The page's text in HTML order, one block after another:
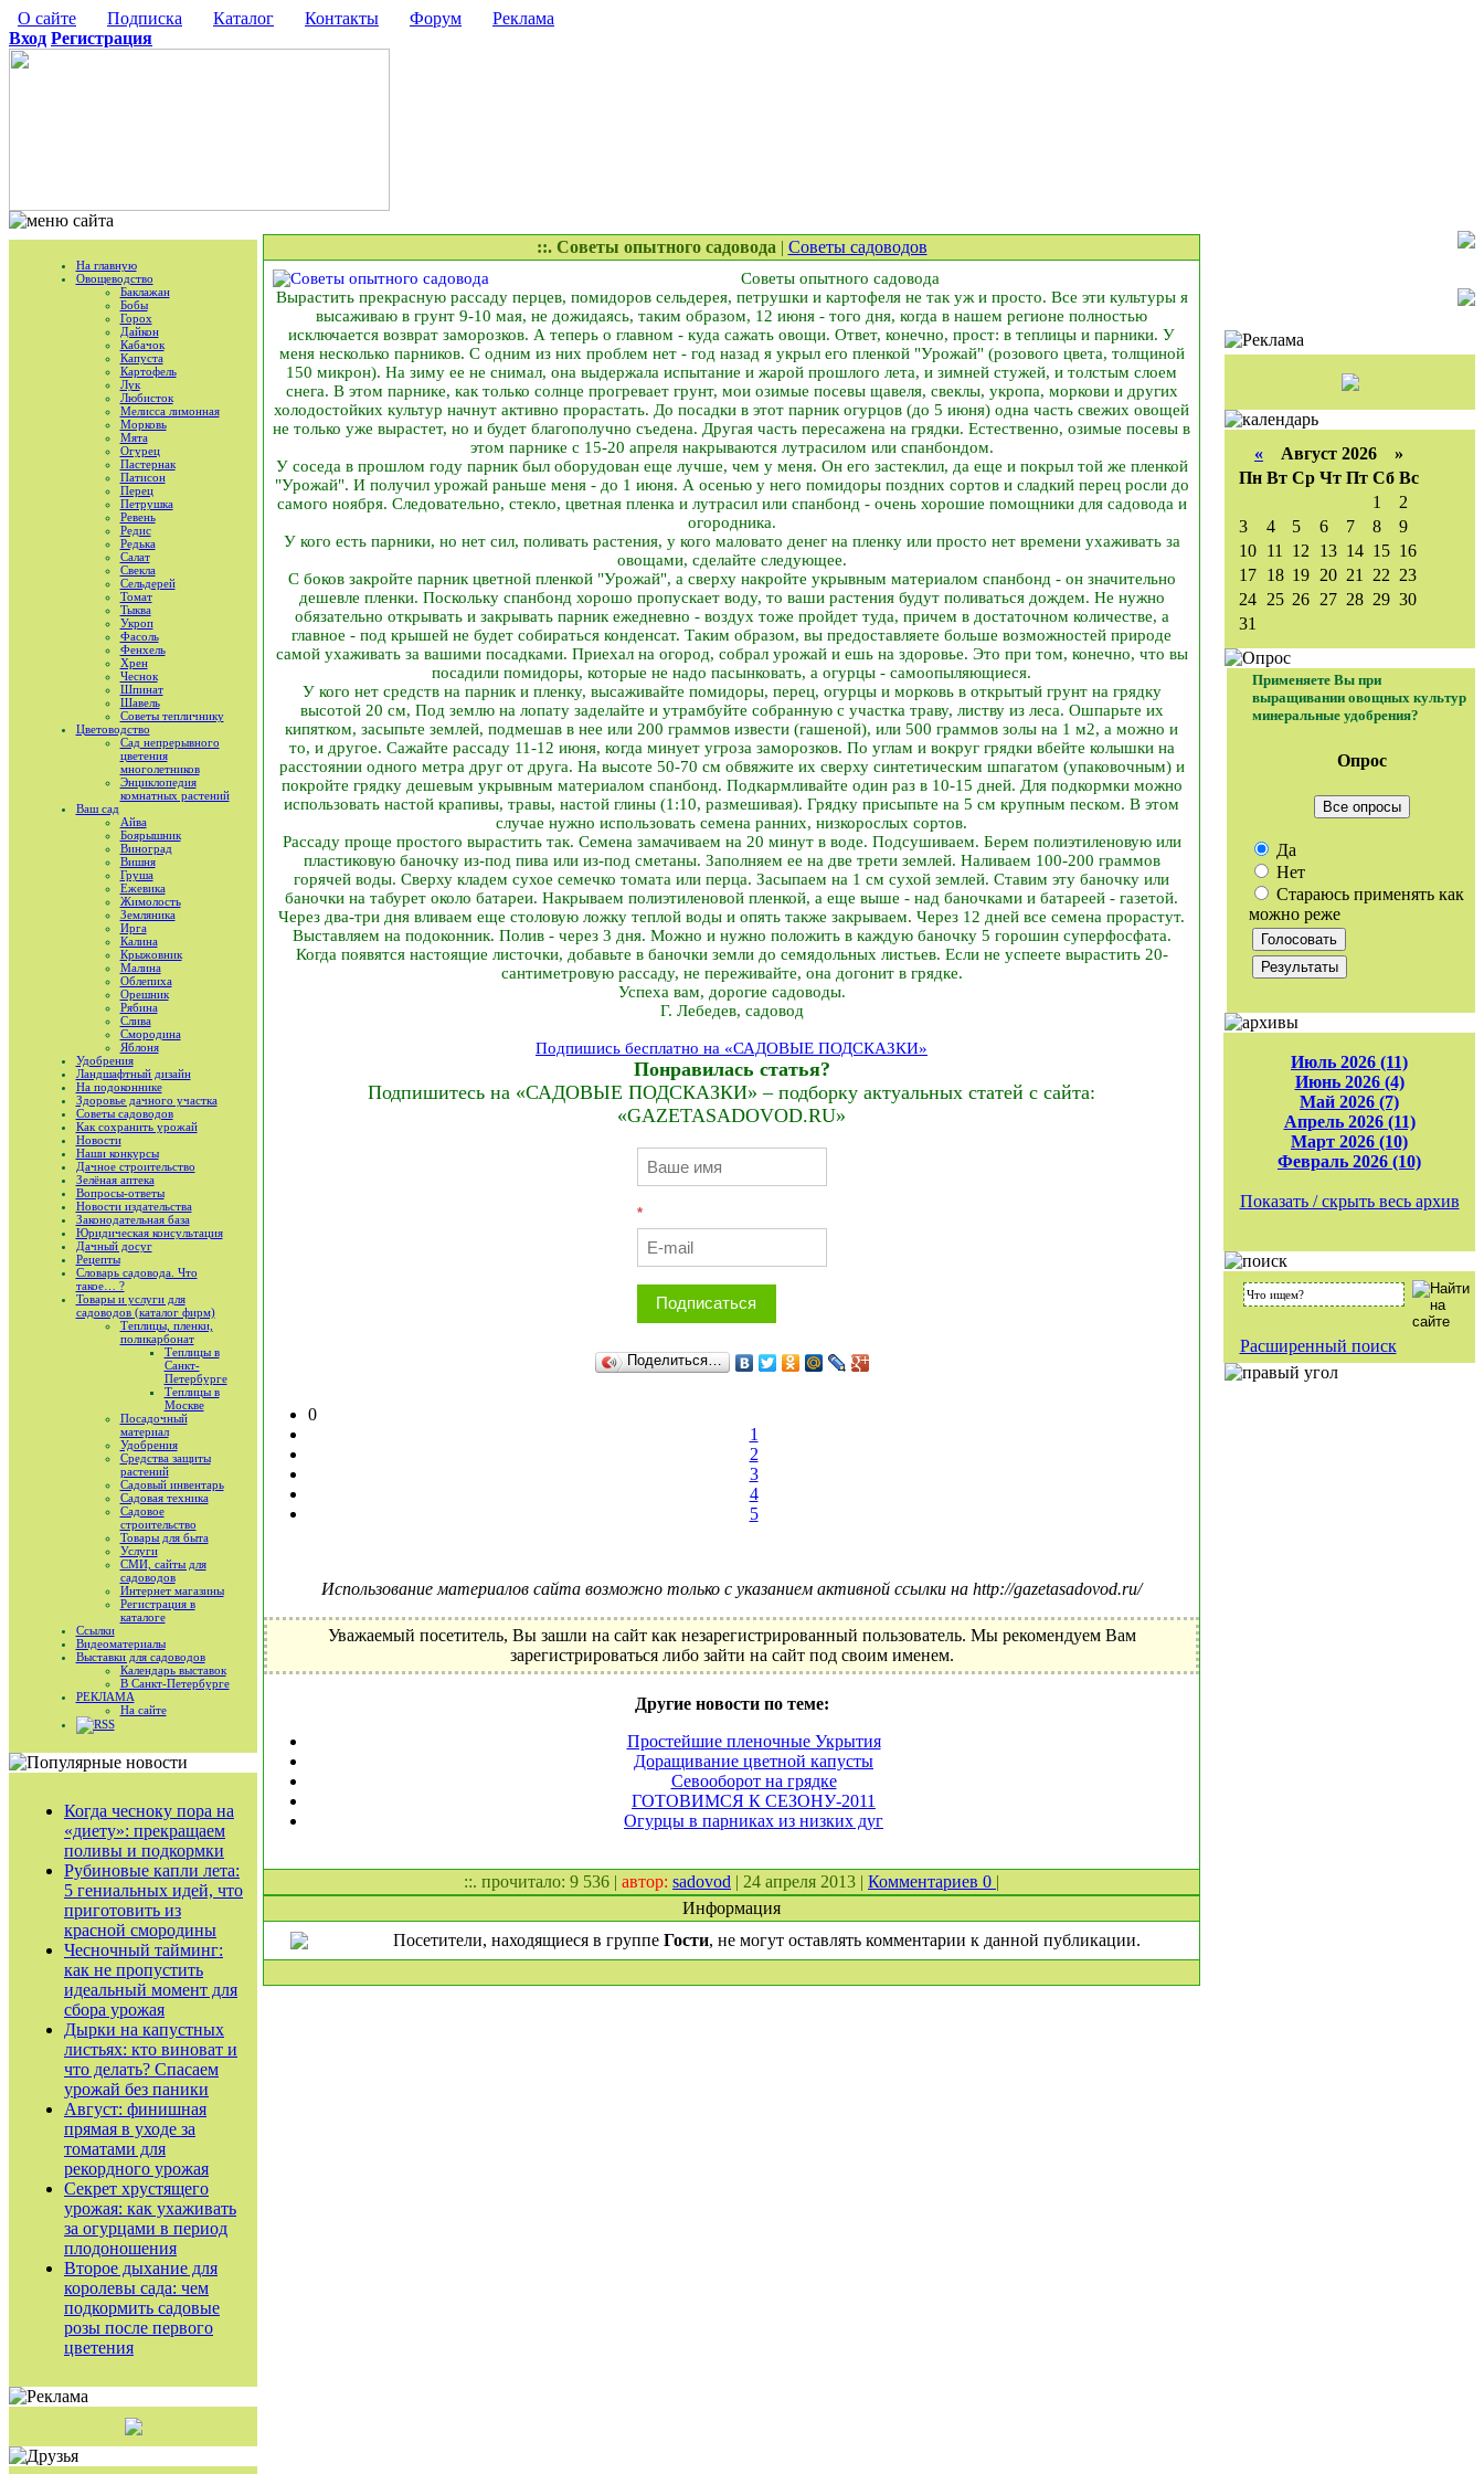
О сайте Подписка Каталог Контакты Форум
Реклама
Вход Регистрация
На главную
Овощеводство
Баклажан
Бобы
Горох
Дайкон
Кабачок
Капуста
Картофель
Лук
Любисток
Мелисса лимонная
Морковь
Мята
Огурец
Пастернак
Патисон
Перец
Петрушка
Ревень
Редис
Редька
Салат
Свекла
Сельдерей
Томат
Тыква
Укроп
Фасоль
Фенхель
Хрен
Чеснок
Шпинат
Шавель
Советы тепличнику
Цветоводство
Сад непрерывного
цветения
многолетников
Энциклопедия
комнатных растений
Ваш сад
Айва
Боярышник
Виноград
Вишня
Груша
Ежевика
Жимолость
Земляника
Ирга
Калина
Крыжовник
Малина
Облепиха
Орешник
Рябина
Слива
Смородина
Яблоня
Удобрения
Ландшафтный дизайн
На подоконнике
Здоровье дачного участка
Советы садоводов
Как сохранить урожай
Новости
Наши конкурсы
Дачное строительство
Зелёная аптека
Вопросы-ответы
Новости издательства
Законодательная база
Юридическая консультация
Дачный досуг
Рецепты
Словарь садовода. Что
такое… ?
Товары и услуги для
садоводов (каталог фирм)
Теплицы, пленки,
поликарбонат
Теплицы в
Санкт-
Петербурге
Теплицы в
Москве
Посадочный
материал
Удобрения
Средства защиты
растений
Садовый инвентарь
Садовая техника
Садовое
строительство
Товары для быта
Услуги
СМИ, сайты для
садоводов
Интернет магазины
Регистрация в
каталоге
Ссылки
Видеоматериалы
Выставки для садоводов
Календарь выставок
В Санкт-Петербурге
РЕКЛАМА
На сайте
RSS
Когда чесноку пора на
«диету»: прекращаем
поливы и подкормки
Рубиновые капли лета:
5 гениальных идей, что
приготовить из
красной смородины
Чесночный тайминг:
как не пропустить
идеальный момент для
сбора урожая
Дырки на капустных
листьях: кто виноват и
что делать? Спасаем
урожай без паники
Август: финишная
прямая в уходе за
томатами для
рекордного урожая
Секрет хрустящего
урожая: как ухаживать
за огурцами в период
плодоношения
Второе дыхание для
королевы сада: чем
подкормить садовые
розы после первого
цветения
::. Советы опытного садовода | Советы садоводов
Советы опытного садовода
Вырастить прекрасную рассаду перцев, помидоров сельдерея, петрушки и картофеля не так уж и просто. Все эти культуры я
высаживаю в грунт 9-10 мая, не дожидаясь, таким образом, 12 июня - того дня, когда в нашем регионе полностью
исключается возврат заморозков. А теперь о главном - куда сажать овощи. Ответ, конечно, прост: в теплицы и парники. У
меня несколько парников. С одним из них проблем нет - год назад я укрыл его пленкой "Урожай" (розового цвета, толщиной
150 микрон). На зиму ее не снимал, она выдержала испытание и жарой прошлого лета, и зимней стужей, и толстым слоем
снега. В этом парнике, как только солнце прогревает грунт, мои озимые посевы щавеля, свеклы, укропа, моркови и других
холодостойких культур начнут активно прорастать. До посадки в этот парник огурцов (до 5 июня) одна часть свежих овощей
не только уже вырастет, но и будет благополучно съедена. Другая часть пересажена на грядки. Естественно, озимые посевы в
этом парнике с 15-20 апреля накрываются лутрасилом или спанбондом.
У соседа в прошлом году парник был оборудован еще лучше, чем у меня. Он его застеклил, да еще и покрыл той же пленкой
"Урожай". И получил урожай раньше меня - до 1 июня. А осенью у него помидоры поздних сортов и сладкий перец росли до
самого ноября. Следовательно, стекло, цветная пленка и лутрасил или спанбонд - очень хорошие помощники для садовода и
огородника.
У кого есть парники, но нет сил, поливать растения, у кого маловато денег на пленку или просто нет времени ухаживать за
овощами, сделайте следующее.
С боков закройте парник цветной пленкой "Урожай", а сверху накройте укрывным материалом спанбонд - он значительно
дешевле пленки. Поскольку спанбонд хорошо пропускает воду, то ваши растения будут поливаться дождем. Не нужно
обязательно открывать и закрывать парник ежедневно - воздух тоже пройдет туда, причем в достаточном количестве, а
главное - под крышей не будет собираться конденсат. Таким образом, вы предоставляете больше возможностей природе
самой ухаживать за вашими посадками. Приехал на огород, собрал урожай и ешь на здоровье. Это при том, конечно, что вы
посадили помидоры, которые не надо пасынковать, а огурцы - самоопыляющиеся.
У кого нет средств на парник и пленку, высаживайте помидоры, перец, огурцы и морковь в открытый грунт на грядку
высотой 20 см, Под землю на лопату заделайте и утрамбуйте собранную с участка траву, листву из леса. Ошпарьте их
кипятком, засыпьте землей, подмешав в нее или 200 граммов извести (гашеной), или 500 граммов золы на 1 м2, а можно и
то, и другое. Сажайте рассаду 11-12 июня, когда минует угроза заморозков. По углам и вокруг грядки вбейте колышки на
расстоянии одного метра друг от друга. На высоте 50-70 см обвяжите их сверху синтетическим шпагатом (упаковочным) и
покройте грядку дешевым укрывным материалом спанбонд. Подкармливайте один раз в 10-15 дней. Для подкормки можно
использовать настой крапивы, травы, настой глины (1:10, размешивая). Грядку присыпьте на 5 см крупным песком. В этом
случае нужно использовать семена ранних, низкорослых сортов.
Рассаду проще простого вырастить так. Семена замачиваем на 20 минут в воде. Подсушиваем. Берем полиэтиленовую или
пластиковую баночку из-под пива или из-под сметаны. Заполняем ее на две трети землей. Наливаем 100-200 граммов
горячей воды. Сверху кладем сухое семечко томата или перца. Засыпаем на 1 см сухой землей. Ставим эту баночку или
баночки на табурет около батареи. Накрываем полиэтиленовой пленкой, а еще выше - над баночками и батареей - газетой.
Через два-три дня вливаем еще столовую ложку теплой воды и опять также закрываем. Через 12 дней все семена прорастут.
Выставляем на подоконник. Полив - через 3 дня. Можно и нужно положить в каждую баночку 5 горошин суперфосфата.
Когда появятся настоящие листочки, добавьте в баночки земли до семядольных листьев. Если не успеете вырастить 20-
сантиметровую рассаду, не переживайте, она догонит в грядке.
Успеха вам, дорогие садоводы.
Г. Лебедев, садовод
Подпишись бесплатно на «САДОВЫЕ ПОДСКАЗКИ»
Понравилась статья?
Подпишитесь на «САДОВЫЕ ПОДСКАЗКИ» – подборку актуальных статей с сайта:
«GAZETASADOVOD.RU»
*
Подписаться
Поделиться…
0
1
2
3
4
5
Использование материалов сайта возможно только с указанием активной ссылки на http://gazetasadovod.ru/
Уважаемый посетитель, Вы зашли на сайт как незарегистрированный пользователь. Мы рекомендуем Вам
зарегистрироваться либо зайти на сайт под своим именем.
Другие новости по теме:
Простейшие пленочные Укрытия
Доращивание цветной капусты
Севооборот на грядке
ГОТОВИМСЯ К СЕЗОНУ-2011
Огурцы в парниках из низких дуг
::. прочитало: 9 536 | автор: sadovod | 24 апреля 2013 | Комментариев 0 |
Информация
Посетители, находящиеся в группе Гости, не могут оставлять комментарии к данной публикации.
« Август 2026 »
Пн Вт Ср Чт Пт Сб Вс
1
2
3
4 5 6 7 8
9
10 11 12 13 14 15 16
17 18 19 20 21 22 23
24 25 26 27 28 29 30
31
Применяете Вы при
выращивании овощных культур
минеральные удобрения?
Опрос
Все опросы
Да
Нет
Стараюсь применять как
можно реже
Июль 2026 (11)
Июнь 2026 (4)
Май 2026 (7)
Апрель 2026 (11)
Март 2026 (10)
Февраль 2026 (10)
Показать / скрыть весь архив
Расширенный поиск